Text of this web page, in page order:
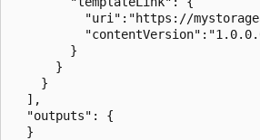
"uri":"https://
        }
      }
    }
  ],
  "outputs": {
  }